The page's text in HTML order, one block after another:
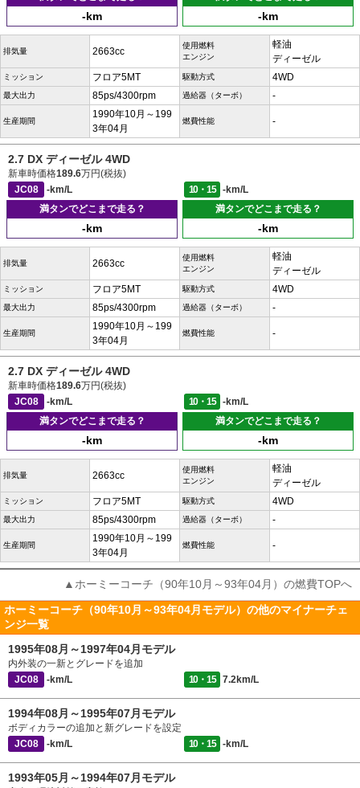
-km -km
排気量 2663cc
使用燃料
エンジン
軽油
ディーゼル
ミッション フロア5MT 駆動方式 4WD
最大出力 85ps/4300rpm 過給器（ターボ） -
生産期間
1990年10月～199
3年04月
燃費性能 -
2.7 DX ディーゼル 4WD
新車時価格189.6万円(税抜)
JC08
-km/L 10・15
-km/L
満タンでどこまで走る？
-km
満タンでどこまで走る？
-km
排気量 2663cc
使用燃料
エンジン
軽油
ディーゼル
ミッション フロア5MT 駆動方式 4WD
最大出力 85ps/4300rpm 過給器（ターボ） -
生産期間
1990年10月～199
3年04月
燃費性能 -
2.7 DX ディーゼル 4WD
新車時価格189.6万円(税抜)
JC08
-km/L 10・15
-km/L
満タンでどこまで走る？
-km
満タンでどこまで走る？
-km
排気量 2663cc
使用燃料
エンジン
軽油
ディーゼル
ミッション フロア5MT 駆動方式 4WD
最大出力 85ps/4300rpm 過給器（ターボ） -
生産期間
1990年10月～199
3年04月
燃費性能 -
▲ホーミーコーチ（90年10月～93年04月）の燃費TOPへ
ホーミーコーチ（90年10月～93年04月モデル）の他のマイナーチェ
ンジ一覧
1995年08月～1997年04月モデル
内外装の一新とグレードを追加
JC08
-km/L 10・15 7.2km/L
1994年08月～1995年07月モデル
ボディカラーの追加と新グレードを設定
JC08
-km/L 10・15 -km/L
1993年05月～1994年07月モデル